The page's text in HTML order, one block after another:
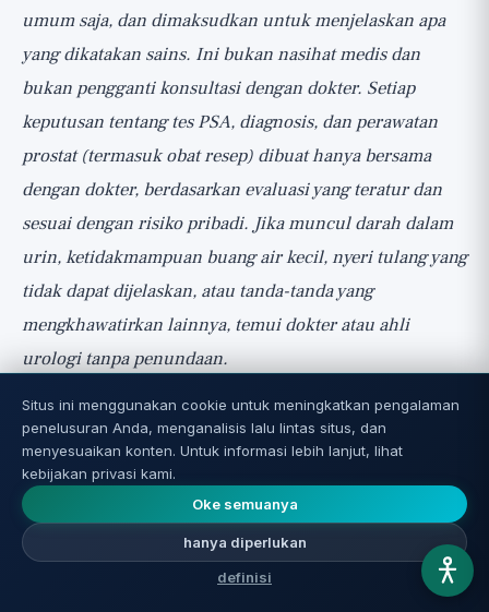
umum saja, dan dimaksudkan untuk menjelaskan apa
yang dikatakan sains. Ini bukan nasihat medis dan
bukan pengganti konsultasi dengan dokter. Setiap
keputusan tentang tes PSA, diagnosis, dan perawatan
prostat (termasuk obat resep) dibuat hanya bersama
dengan dokter, berdasarkan evaluasi yang teratur dan
sesuai dengan risiko pribadi. Jika muncul darah dalam
urin, ketidakmampuan buang air kecil, nyeri tulang yang
tidak dapat dijelaskan, atau tanda-tanda yang
mengkhawatirkan lainnya, temui dokter atau ahli
urologi tanpa penundaan.
Referensi:
Barry MJ et al., Effect of Increasing Doses of Saw
Palmetto Extract on Lower Urinary Tract Symptoms
(CAMUS), JAMA 2011;306(12):1344-1351
Schröder FH et al., Screening and Prostate-Cancer
Mortality in a Randomized European Study (ERSPC), N
Situs ini menggunakan cookie untuk meningkatkan pengalaman
penelusuran Anda, menganalisis lalu lintas situs, dan
menyesuaikan konten. Untuk informasi lebih lanjut, lihat
kebijakan privasi kami.
Oke semuanya
hanya diperlukan
definisi